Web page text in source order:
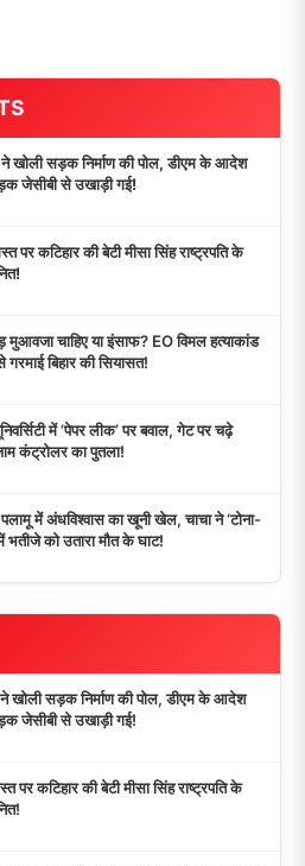
खोली सड़क निर्माण की पोल, डीएम के आदेश
जेसीबी से उखाड़ी गई!
कटिहार की बेटी मीसा सिंह राष्ट्रपति के
चाहिए या इंसाफ? EO विमल हत्याकांड
गरमाई बिहार की सियासत!
में ‘पेपर लीक’ पर बवाल, गेट पर चढ़े
कंट्रोलर का पुतला!
में अंधविश्वास का खूनी खेल, चाचा ने ‘टोना-
को उतारा मौत के घाट!
खोली सड़क निर्माण की पोल, डीएम के आदेश
जेसीबी से उखाड़ी गई!
कटिहार की बेटी मीसा सिंह राष्ट्रपति के